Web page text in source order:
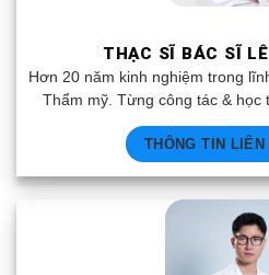
THẠC SĨ BÁC SĨ
Hơn 20 năm kinh nghiệm trong
Thẩm mỹ. Từng công tác & học
THÔNG TIN LIÊN